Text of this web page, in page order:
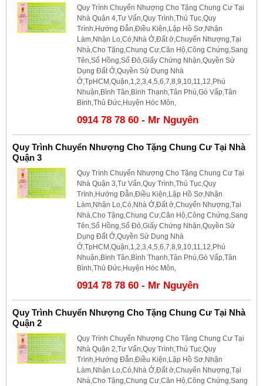
Quy Trình Chuyển Nhượng Cho Tặng Chung Cư Tại
Nhà Quận 4,Tư Vấn,Quy Trình,Thủ Tục,Quy
Trình,Hướng Đẫn,Điều Kiện,Lập Hồ Sơ,Nhận
Làm,Nhận Lo,Có,Nhà Ở,Đất ở,Chuyển Nhượng,Tại
Nhà,Cho Tặng,Chung Cư,Căn Hộ,Công Chứng,Sang
Tên,Sổ Hồng,Sổ Đỏ,Giấy Chứng Nhận,Quyền Sử
Dụng Đất Ở,Quyền Sử Dụng Nhà
Ở,TpHCM,Quận,1,2,3,4,5,6,7,8,9,10,11,12,Phú
Nhuận,Bình Tân,Bình Thạnh,Tân Phú,Gò Vấp,Tân
Bình,Thủ Đức,Huyện Hóc Môn,
0914 78 78 60 - Mr Nguyên
Quy Trình Chuyển Nhượng Cho Tặng Chung Cư Tại Nhà
Quận 3
Quy Trình Chuyển Nhượng Cho Tặng Chung Cư Tại
Nhà Quận 3,Tư Vấn,Quy Trình,Thủ Tục,Quy
Trình,Hướng Đẫn,Điều Kiện,Lập Hồ Sơ,Nhận
Làm,Nhận Lo,Có,Nhà Ở,Đất ở,Chuyển Nhượng,Tại
Nhà,Cho Tặng,Chung Cư,Căn Hộ,Công Chứng,Sang
Tên,Sổ Hồng,Sổ Đỏ,Giấy Chứng Nhận,Quyền Sử
Dụng Đất Ở,Quyền Sử Dụng Nhà
Ở,TpHCM,Quận,1,2,3,4,5,6,7,8,9,10,11,12,Phú
Nhuận,Bình Tân,Bình Thạnh,Tân Phú,Gò Vấp,Tân
Bình,Thủ Đức,Huyện Hóc Môn,
0914 78 78 60 - Mr Nguyên
Quy Trình Chuyển Nhượng Cho Tặng Chung Cư Tại Nhà
Quận 2
Quy Trình Chuyển Nhượng Cho Tặng Chung Cư Tại
Nhà Quận 2,Tư Vấn,Quy Trình,Thủ Tục,Quy
Trình,Hướng Đẫn,Điều Kiện,Lập Hồ Sơ,Nhận
Làm,Nhận Lo,Có,Nhà Ở,Đất ở,Chuyển Nhượng,Tại
Nhà,Cho Tặng,Chung Cư,Căn Hộ,Công Chứng,Sang